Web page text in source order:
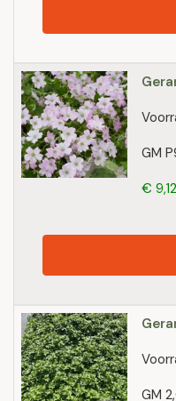
GM
€
GM